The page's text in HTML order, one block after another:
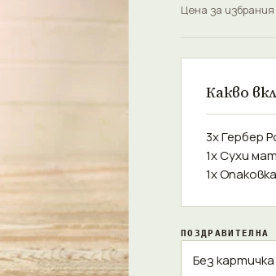
Цена за
Какво
3x Гербер
1x Сухи
1x
ПОЗДРАВИТЕЛНА